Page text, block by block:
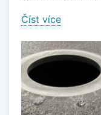
Číst více